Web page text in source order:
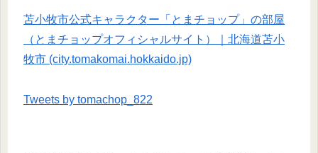
苫小牧市公式キャラクター「とまチョップ」の部屋
（とまチョップオフィシャルサイト）｜北海道苫小
牧市 (city.tomakomai.hokkaido.jp)
Tweets by tomachop_822